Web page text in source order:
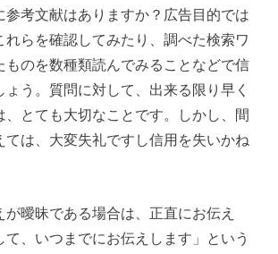
参考文献はありますか？広告目的では
れらを確認してみたり、調べた検索ワ
ものを数種類読んでみることなどで信
ょう。質問に対して、出来る限り早く
、とても大切なことです。しかし、間
ては、大変失礼ですし信用を失いかね
が曖昧である場合は、正直にお伝え
て、いつまでにお伝えします」という